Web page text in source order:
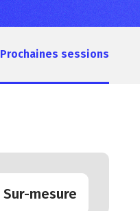
Prochaines sessions
Sur-mesure